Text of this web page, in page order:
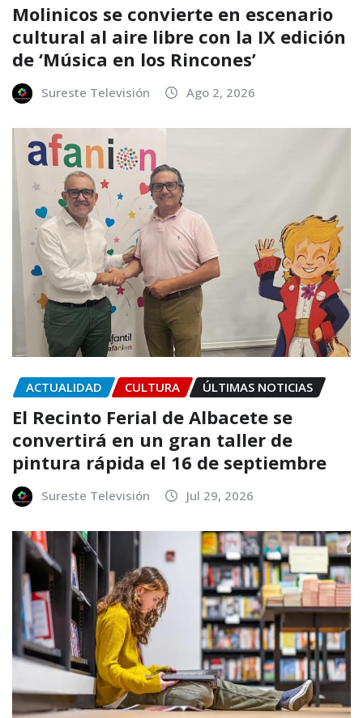
Molinicos se convierte en escenario
cultural al aire libre con la IX edición
de ‘Música en los Rincones’
Sureste Televisión Ago 2, 2026
ACTUALIDAD CULTURA ÚLTIMAS NOTICIAS
El Recinto Ferial de Albacete se
convertirá en un gran taller de
pintura rápida el 16 de septiembre
Sureste Televisión Jul 29, 2026